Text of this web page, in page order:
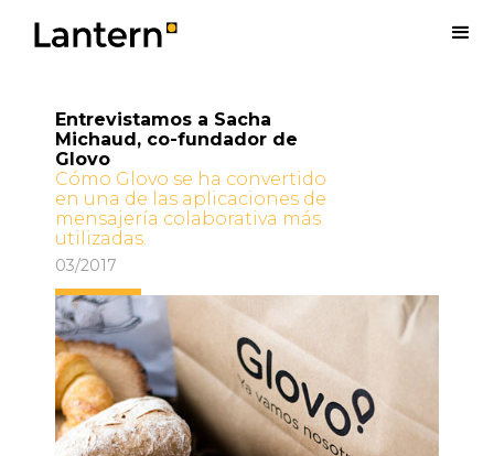
Entrevistamos a Sacha
Michaud, co-fundador de
Glovo
Cómo Glovo se ha convertido
en una de las aplicaciones de
mensajería colaborativa más
utilizadas.
03/2017